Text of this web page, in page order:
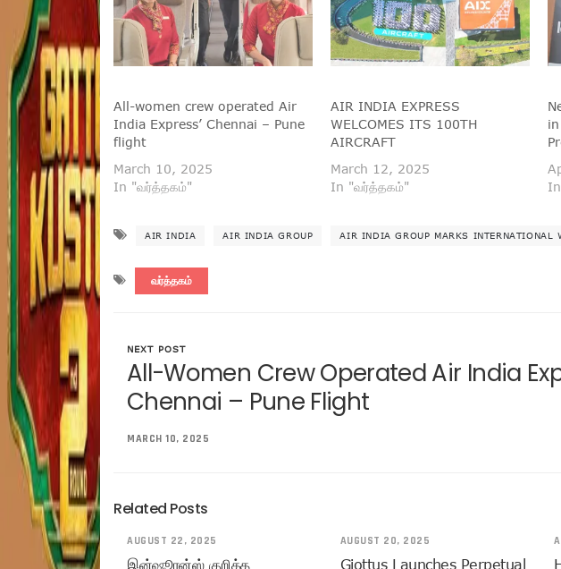
All-women crew operated Air
India Express’ Chennai – Pune
flight
March 10, 2025
In "வர்த்தகம்"
AIR INDIA EXPRESS
WELCOMES ITS 100TH
AIRCRAFT
March 12, 2025
In "வர்த்தகம்"
AIR INDIA AIR INDIA GROUP AIR INDIA GROUP MARKS INTERNATIONAL
வர்த்தகம்
NEXT POST
All-Women Crew Operated Air India
Chennai – Pune Flight
MARCH 10, 2025
Related Posts
AUGUST 22, 2025
இன்ஷூரன்ஸ் குறித்த
AUGUST 20, 2025
Giottus Launches Perpetual